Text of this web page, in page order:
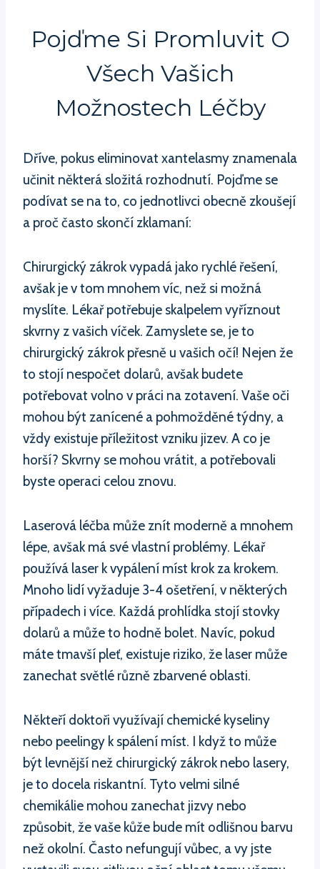
Pojďme Si Promluvit O
Všech Vašich
Možnostech Léčby
Dříve, pokus eliminovat xantelasmy znamenala
učinit některá složitá rozhodnutí. Pojďme se
podívat se na to, co jednotlivci obecně zkoušejí
a proč často skončí zklamaní:
Chirurgický zákrok vypadá jako rychlé řešení,
avšak je v tom mnohem víc, než si možná
myslíte. Lékař potřebuje skalpelem vyříznout
skvrny z vašich víček. Zamyslete se, je to
chirurgický zákrok přesně u vašich očí! Nejen že
to stojí nespočet dolarů, avšak budete
potřebovat volno v práci na zotavení. Vaše oči
mohou být zanícené a pohmožděné týdny, a
vždy existuje příležitost vzniku jizev. A co je
horší? Skvrny se mohou vrátit, a potřebovali
byste operaci celou znovu.
Laserová léčba může znít moderně a mnohem
lépe, avšak má své vlastní problémy. Lékař
používá laser k vypálení míst krok za krokem.
Mnoho lidí vyžaduje 3-4 ošetření, v některých
případech i více. Každá prohlídka stojí stovky
dolarů a může to hodně bolet. Navíc, pokud
máte tmavší pleť, existuje riziko, že laser může
zanechat světlé různě zbarvené oblasti.
Někteří doktoři využívají chemické kyseliny
nebo peelingy k spálení míst. I když to může
být levnější než chirurgický zákrok nebo lasery,
je to docela riskantní. Tyto velmi silné
chemikálie mohou zanechat jizvy nebo
způsobit, že vaše kůže bude mít odlišnou barvu
než okolní. Často nefungují vůbec, a vy jste